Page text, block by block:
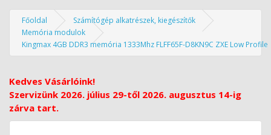
Főoldal
Számítógép alkatrészek, kiegészítők
Memória modulok
Kingmax 4GB DDR3 memória 1333Mhz FLFF65F-D8KN9C ZXE Low Profile
Kedves Vásárlóink!
Szervizünk 2026. július 29-től 2026. augusztus 14-ig
zárva tart.